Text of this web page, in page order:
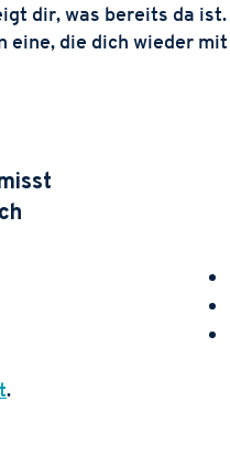
dir, was bereits da ist.
eine, die dich wieder
.